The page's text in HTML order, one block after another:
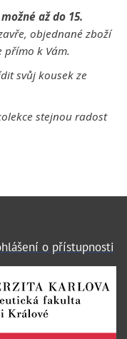
až do 15.
objednané zboží
přímo k Vám.
svůj kousek ze
stejnou radost
o přístupnosti